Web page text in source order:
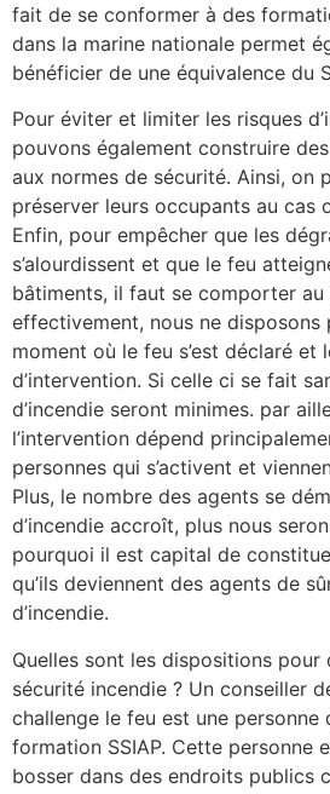
fait de se conformer à des
dans la marine nationale permet
bénéficier de une équivalence du
Pour éviter et limiter les risques
pouvons également construire
aux normes de sécurité. Ainsi, on
préserver leurs occupants au cas
Enfin, pour empêcher que les
s’alourdissent et que le feu
bâtiments, il faut se comporter au
effectivement, nous ne disposons
moment où le feu s’est déclaré et
d’intervention. Si celle ci se fait
d’incendie seront minimes. par
l’intervention dépend
personnes qui s’activent et
Plus, le nombre des agents se
d’incendie accroît, plus nous
pourquoi il est capital de
qu’ils deviennent des agents de
d’incendie.
Quelles sont les dispositions pour
sécurité incendie ? Un conseiller
challenge le feu est une personne
formation SSIAP. Cette personne
bosser dans des endroits publics